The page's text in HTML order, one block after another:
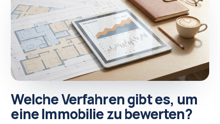
Welche Verfahren gibt es, um
eine Immobilie zu bewerten?